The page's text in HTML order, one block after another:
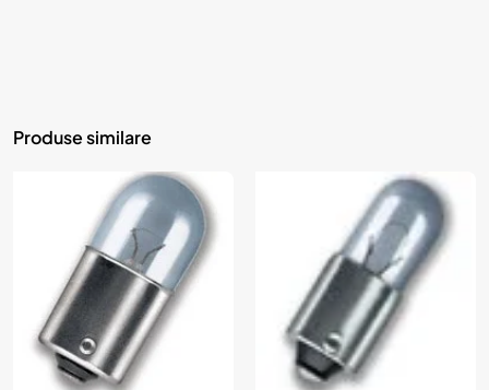
Produse similare